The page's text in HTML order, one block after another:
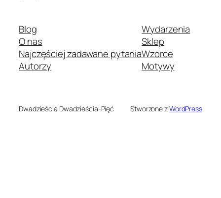
Blog
O nas
Najczęściej zadawane pytania
Autorzy
Wydarzenia
Sklep
Wzorce
Motywy
Dwadzieścia Dwadzieścia-Pięć Stworzone zWordPress